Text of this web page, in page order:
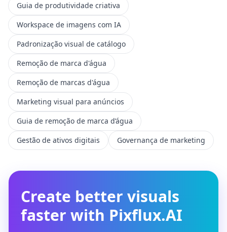
Guia de produtividade criativa
Workspace de imagens com IA
Padronização visual de catálogo
Remoção de marca d'água
Remoção de marcas d'água
Marketing visual para anúncios
Guia de remoção de marca d’água
Gestão de ativos digitais
Governança de marketing
Create better visuals
faster with Pixflux.AI